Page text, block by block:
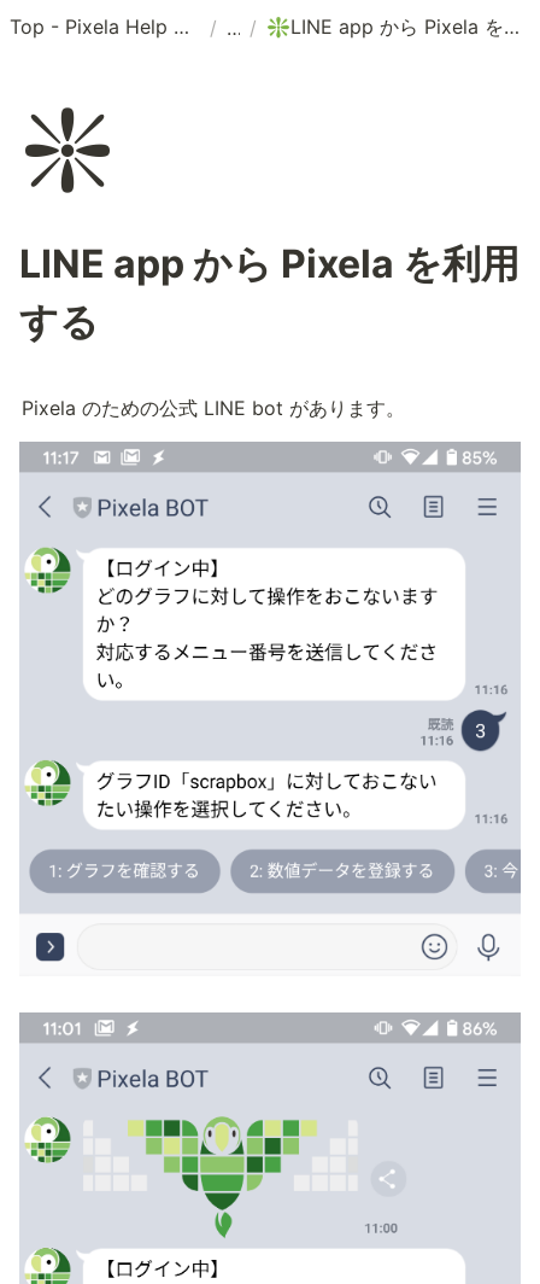
Top - Pixela Help Center / / ❇️ LINE app から Pixela を利用する
❇️
LINE app から Pixela を利用
する
Pixela のための公式 LINE bot があります。